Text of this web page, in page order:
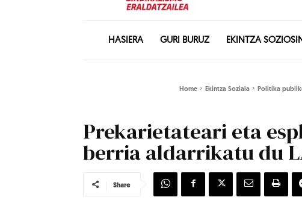
HASIERA GURI BURUZ EKINTZA
Home Ekintza Soziala Politika
Prekarietateari eta
berria aldarrikatu du
Share